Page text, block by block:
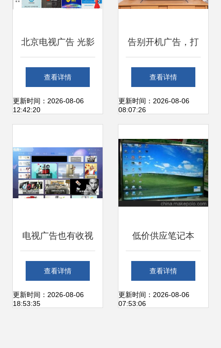
北京电视广告 光影
中的城市名片
查看详情
更新时间：2026-08-06
12:42:20
告别开机广告，打
开畅快电视体验
——3千元档位它
查看详情
更新时间：2026-08-06
08:07:26
电视广告也有收视
率，你知道吗？
查看详情
更新时间：2026-08-06
18:53:35
低价供应笔记本
LP154WX4数码相
框、电视、DVD工
查看详情
更新时间：2026-08-06
07:53:06